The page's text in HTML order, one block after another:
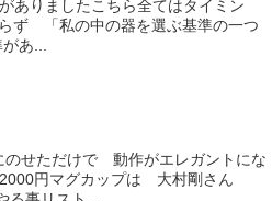
ありましたこちら全てはタイミン
ず 「私の中の器を選ぶ基準の一つ
あ...
せただけで 動作がエレガントにな
円マグカップは 大村剛さん